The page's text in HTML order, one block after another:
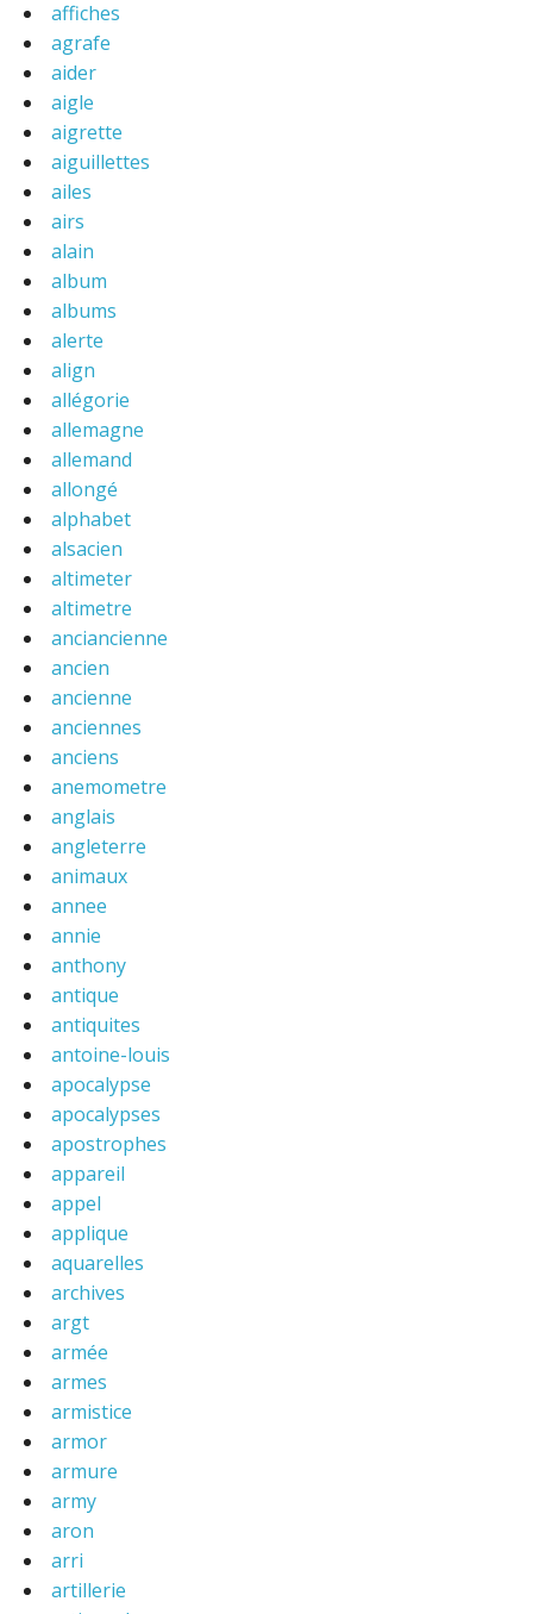
affiches
agrafe
aider
aigle
aigrette
aiguillettes
ailes
airs
alain
album
albums
alerte
align
allégorie
allemagne
allemand
allongé
alphabet
alsacien
altimeter
altimetre
anciancienne
ancien
ancienne
anciennes
anciens
anemometre
anglais
angleterre
animaux
annee
annie
anthony
antique
antiquites
antoine-louis
apocalypse
apocalypses
apostrophes
appareil
appel
applique
aquarelles
archives
argt
armée
armes
armistice
armor
armure
army
aron
arri
artillerie